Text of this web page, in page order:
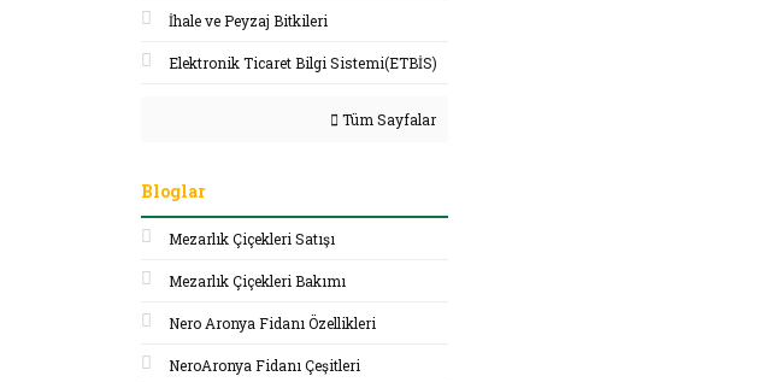
İhale ve Peyzaj Bitkileri
Elektronik Ticaret Bilgi Sistemi(ETBİS)
Tüm Sayfalar
Bloglar
Mezarlık Çiçekleri Satışı
Mezarlık Çiçekleri Bakımı
Nero Aronya Fidanı Özellikleri
NeroAronya Fidanı Çeşitleri